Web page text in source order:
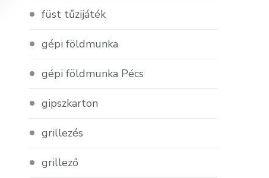
füst tűzijáték
gépi földmunka
gépi földmunka Pécs
gipszkarton
grillezés
grillező